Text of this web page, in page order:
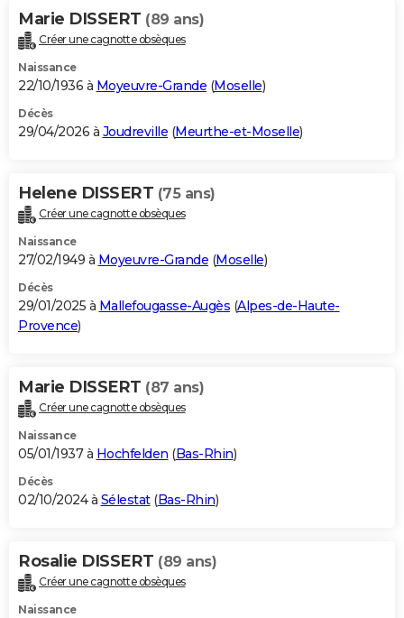
Alimentation
Guide de la santé
Maladies
Médicaments
Sommeil
VOYAGE
Destinations
City break
Voyage nature
Voyage de noces
Forum
Climat
+PHOTO
GUIDES D'ACHAT
BONS PLANS
Carte de Noël
Carte Bonne année
Carte Saint-Valentin
Carte Pâques
Carte d'anniversaire
DICTIONNAIRE
Dictionnaire
Biographies
Citations
Expressions
Proverbes
PROGRAMME TV
S'inscrire
Se connecter
Lycées
Collèges
Primaires
Universités
Entreprises
Service militaire
Avis de recherche
AVIS DE DÉCÈS
Bricolage
Lifestyle
Culture
Sport
Auto
Television
Voyage
Cinema
Marie DISSERT (89 ans)
Créer une cagnotte obsèques
Naissance
22/10/1936 à Moyeuvre-Grande (Moselle)
Décès
29/04/2026 à Joudreville (Meurthe-et-Moselle)
Helene DISSERT (75 ans)
Créer une cagnotte obsèques
Naissance
27/02/1949 à Moyeuvre-Grande (Moselle)
Décès
29/01/2025 à Mallefougasse-Augès (Alpes-de-Haute-
Provence)
Marie DISSERT (87 ans)
Créer une cagnotte obsèques
Naissance
05/01/1937 à Hochfelden (Bas-Rhin)
Décès
02/10/2024 à Sélestat(Bas-Rhin)
Rosalie DISSERT (89 ans)
Créer une cagnotte obsèques
Naissance